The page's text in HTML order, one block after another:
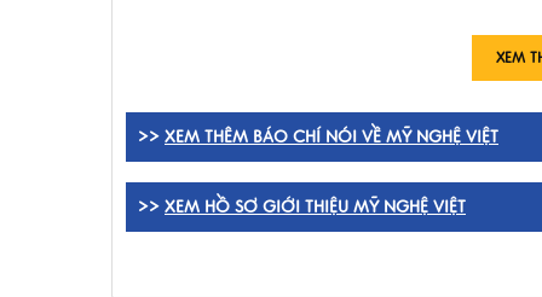
XEM
>> XEM THÊM BÁO CHÍ NÓI VỀ MỸ NGHỆ VIỆT
>> XEM HỒ SƠ GIỚI THIỆU MỸ NGHỆ VIỆT